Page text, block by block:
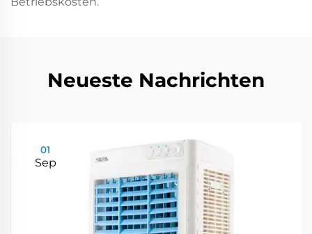
Neueste Nachrichten
01
Sep